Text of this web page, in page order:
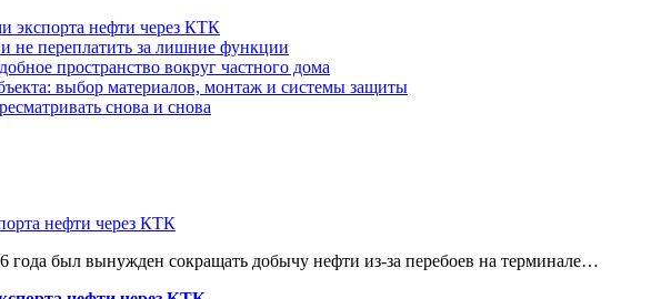
экспорта нефти через КТК
не переплатить за лишние функции
пространство вокруг частного дома
выбор материалов, монтаж и системы защиты
снова и снова
нефти через КТК
года был вынужден сокращать добычу нефти из-за перебоев на терминале…